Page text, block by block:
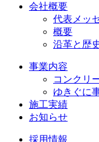
会社概要
代表メッ
概要
沿革と歴
事業内容
コンクリ
ゆきぐに
施工実績
お知らせ
採用情報